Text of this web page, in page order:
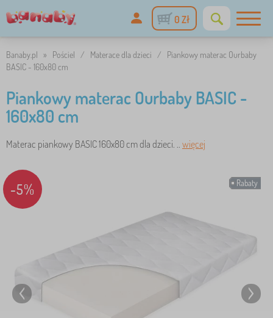
0 Zł
Banaby.pl » Pościel / Materace dla dzieci /
Piankowy materac Ourbaby
BASIC - 160x80 cm
Piankowy materac Ourbaby BASIC -
160x80 cm
Materac piankowy BASIC 160x80 cm dla dzieci. .. więcej
Rabaty
-5%